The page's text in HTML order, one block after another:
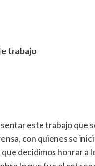
trabajo
este trabajo que
con quienes se
decidimos honrar a